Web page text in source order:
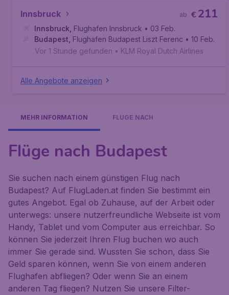
Innsbruck €211
ab
Innsbruck Flughafen Innsbruck • 03 Feb.
Budapest Flughafen Budapest Liszt Ferenc • 10 Feb.
Vor 1 Stunde gefunden • KLM Royal Dutch Airlines
Alle Angebote anzeigen
MEHR INFORMATION FLÜGE NACH
Flüge nach Budapest
Sie suchen nach einem günstigen Flug nach
Budapest? Auf FlugLaden.at finden Sie bestimmt ein
gutes Angebot. Egal ob Zuhause, auf der Arbeit oder
unterwegs: unsere nutzerfreundliche Webseite ist vom
Handy, Tablet und vom Computer aus erreichbar. So
können Sie jederzeit Ihren Flug buchen wo auch
immer Sie gerade sind. Wussten Sie schon, dass Sie
Geld sparen können, wenn Sie von einem anderen
Flughafen abfliegen? Oder wenn Sie an einem
anderen Tag fliegen? Nutzen Sie unsere Filter-